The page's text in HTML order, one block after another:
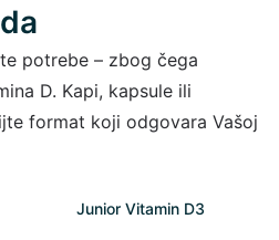
potrebe – zbog čega
D. Kapi, kapsule ili
format koji odgovara Vašoj
Junior Vitamin D3